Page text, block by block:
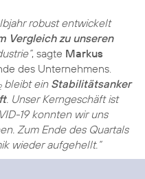
robust entwickelt
Vergleich zu unseren
, sagte Markus
des Unternehmens.
bleibt ein Stabilitätsanker
. Unser Kerngeschäft ist
19 konnten wir uns
Zum Ende des Quartals
wieder aufgehellt.“